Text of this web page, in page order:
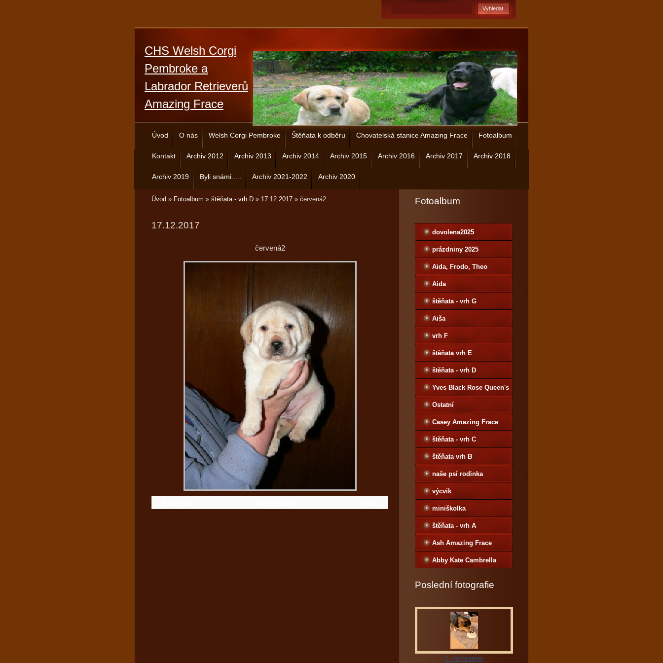
CHS Welsh Corgi
Pembroke a
Labrador Retrieverů
Amazing Frace
Úvod O nás Welsh Corgi Pembroke Štěňata k odběru Chovatelská stanice Amazing Frace Fotoalbum
Kontakt Archiv 2012 Archiv 2013 Archiv 2014 Archiv 2015 Archiv 2016 Archiv 2017 Archiv 2018
Archiv 2019 Byli snámi..... Archiv 2021-2022 Archiv 2020
Úvod » Fotoalbum » štěňata - vrh D » 17.12.2017 » červená2
17.12.2017
červená2
Fotoalbum
dovolena2025
prázdniny 2025
Aida, Frodo, Theo
Aida
štěňata - vrh G
Aiša
vrh F
štěňata vrh E
štěňata - vrh D
Yves Black Rose Queen's
Ostatní
Casey Amazing Frace
štěňata - vrh C
štěňata vrh B
naše psí rodinka
výcvik
miniškolka
štěňata - vrh A
Ash Amazing Frace
Abby Kate Cambrella
Poslední fotografie
1. narozeniny